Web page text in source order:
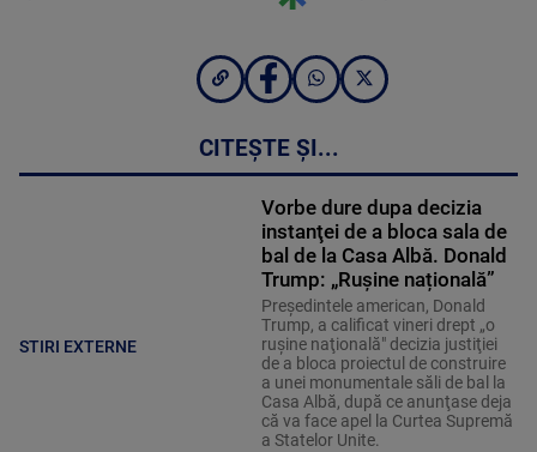
CITEȘTE ȘI...
STIRI EXTERNE
Vorbe dure dupa decizia
instanţei de a bloca sala de
bal de la Casa Albă. Donald
Trump: „Rușine națională”
Preşedintele american, Donald
Trump, a calificat vineri drept „o
ruşine naţională" decizia justiţiei
de a bloca proiectul de construire
a unei monumentale săli de bal la
Casa Albă, după ce anunţase deja
că va face apel la Curtea Supremă
a Statelor Unite.